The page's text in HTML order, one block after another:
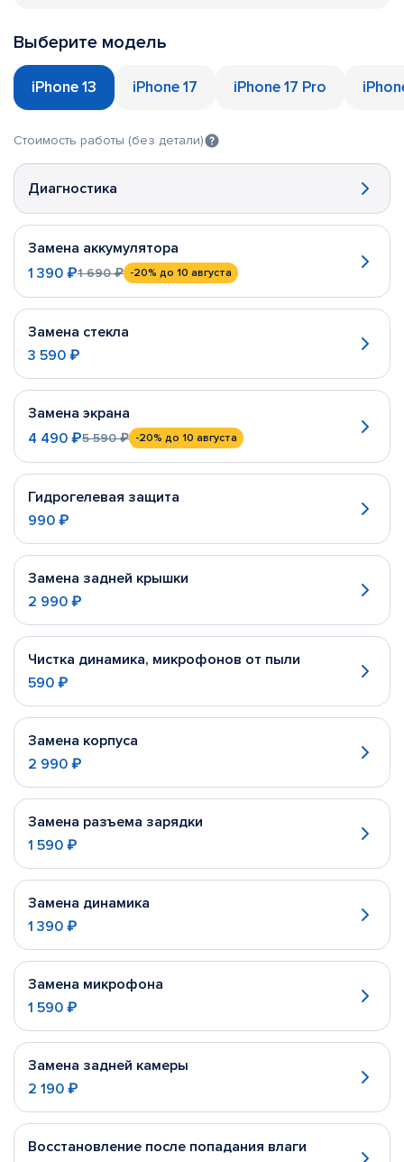
Выберите модель
iPhone 13 iPhone 17 iPhone 17 Pro
Стоимость работы (без детали)
Диагностика
Замена аккумулятора
1 390 ₽1 690 ₽ -20% до 10 августа
Замена стекла
3 590 ₽
Замена экрана
4 490 ₽5 590 ₽ -20% до 10 августа
Гидрогелевая защита
990 ₽
Замена задней крышки
2 990 ₽
Чистка динамика, микрофонов от пыли
590 ₽
Замена корпуса
2 990 ₽
Замена разъема зарядки
1 590 ₽
Замена динамика
1 390 ₽
Замена микрофона
1 590 ₽
Замена задней камеры
2 190 ₽
Восстановление после попадания влаги